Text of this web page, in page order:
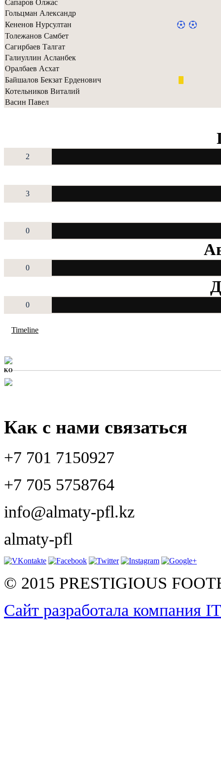
Сапаров Олжас
Гольцман Александр
Кененов Нурсултан
Толежанов Самбет
Сагирбаев Талгат
Галиуллин Асланбек
Оралбаев Асхат
Байшалов Бекзат Ерденович
Котельников Виталий
Васин Павел
2
3
0
0
0
Timeline
KO
Как с нами связаться
+7 701 7150927
+7 705 5758764
info@almaty-pfl.kz
almaty-pfl
© 2015 PRESTIGIOUS
Сайт разработала компания